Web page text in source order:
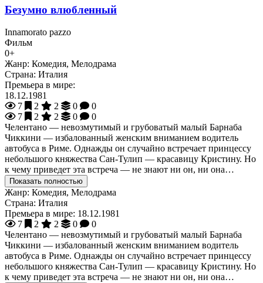
Безумно влюбленный
Innamorato pazzo
Фильм
0+
Жанр: Комедия, Мелодрама
Страна: Италия
Премьера в мире:
18.12.1981
7
2 2 0
0
7
2 2 0
0
Челентано — невозмутимый и грубоватый малый Барнаба
Чиккини — избалованный женским вниманием водитель
автобуса в Риме. Однажды он случайно встречает принцессу
небольшого княжества Сан-Тулип — красавицу Кристину. Но
к чему приведет эта встреча — не знают ни он, ни она…
Показать полностью
Жанр: Комедия, Мелодрама
Страна: Италия
Премьера в мире: 18.12.1981
7
2 2 0
0
Челентано — невозмутимый и грубоватый малый Барнаба
Чиккини — избалованный женским вниманием водитель
автобуса в Риме. Однажды он случайно встречает принцессу
небольшого княжества Сан-Тулип — красавицу Кристину. Но
к чему приведет эта встреча — не знают ни он, ни она…